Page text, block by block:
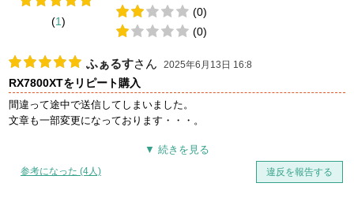
(1)
(0)
(0)
ふぁるすさん 2025年6月13日 16:8
RX7800XTをリピート購入
間違って途中で送信してしまいました。
文章も一部変更になっております・・・。
ここから本文です
参考になった (4人) 違反を報告する